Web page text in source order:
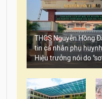
THCS Nguyễn Hồng
tin cá nhân phụ
Hiệu trưởng nói do